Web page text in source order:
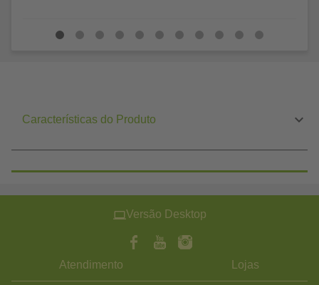
Características do Produto
Versão Desktop
Atendimento Lojas